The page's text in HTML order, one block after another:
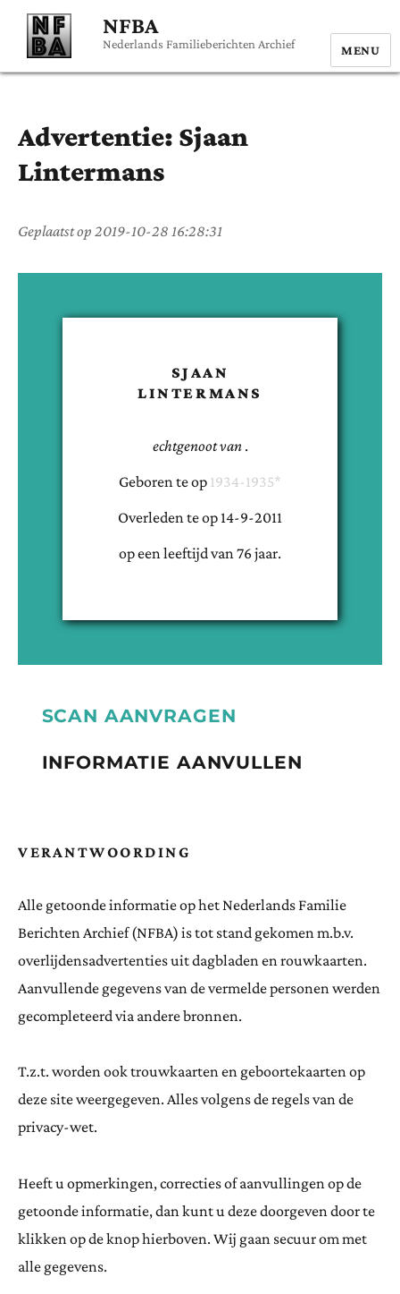
NFBA
Nederlands Familieberichten Archief MENU
Advertentie: Sjaan
Lintermans
Geplaatst op 2019-10-28 16:28:31
SJAAN
LINTERMANS
echtgenoot van .
Geboren teop 1934-1935*
Overleden teop 14-9-2011
op een leeftijd van 76jaar.
SCAN AANVRAGEN
INFORMATIE AANVULLEN
VERANTWOORDING
Alle getoonde informatie op het Nederlands Familie
Berichten Archief (NFBA) is tot stand gekomen m.b.v.
overlijdensadvertenties uit dagbladen en rouwkaarten.
Aanvullende gegevens van de vermelde personen werden
gecompleteerd via andere bronnen.
T.z.t. worden ook trouwkaarten en geboortekaarten op
deze site weergegeven. Alles volgens de regels van de
privacy-wet.
Heeft u opmerkingen, correcties of aanvullingen op de
getoonde informatie, dan kunt u deze doorgeven door te
klikken op de knop hierboven. Wij gaan secuur om met
alle gegevens.